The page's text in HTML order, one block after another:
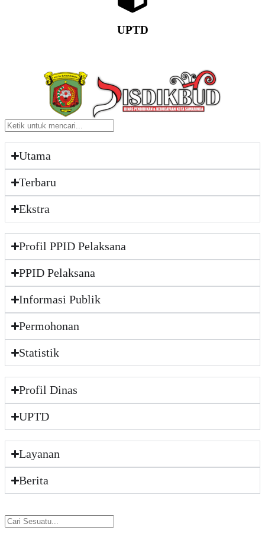
UPTD
Utama
Terbaru
Ekstra
Profil PPID Pelaksana
PPID Pelaksana
Informasi Publik
Permohonan
Statistik
Profil Dinas
UPTD
Layanan
Berita